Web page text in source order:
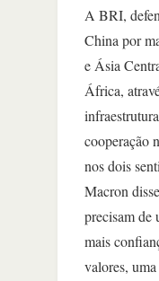
A BRI,
China por
e Ásia
África,
cooperação
nos dois
Macron
precisam de
mais
valores,